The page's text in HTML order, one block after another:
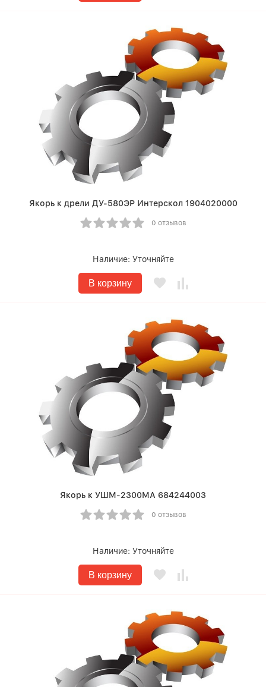
Якорь к дрели ДУ-580ЭР Интерскол 1904020000
0 отзывов
Наличие: Уточняйте
В корзину
Якорь к УШМ-2300МА 684244003
0 отзывов
Наличие: Уточняйте
В корзину